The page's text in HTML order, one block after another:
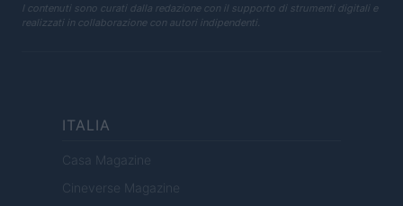
I contenuti sono curati dalla redazione con il supporto di strumenti digitali e
realizzati in collaborazione con autori indipendenti.
ITALIA
Casa Magazine
Cineverse Magazine